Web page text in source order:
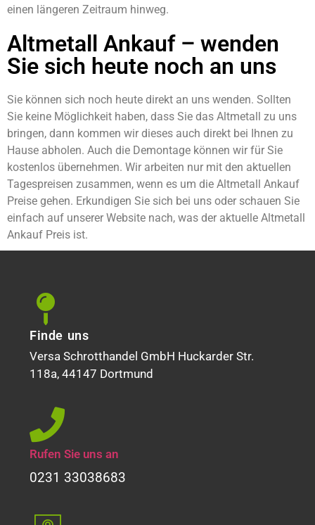
einen längeren Zeitraum hinweg.
Altmetall Ankauf – wenden
Sie sich heute noch an uns
Sie können sich noch heute direkt an uns wenden. Sollten
Sie keine Möglichkeit haben, dass Sie das Altmetall zu uns
bringen, dann kommen wir dieses auch direkt bei Ihnen zu
Hause abholen. Auch die Demontage können wir für Sie
kostenlos übernehmen. Wir arbeiten nur mit den aktuellen
Tagespreisen zusammen, wenn es um die Altmetall Ankauf
Preise gehen. Erkundigen Sie sich bei uns oder schauen Sie
einfach auf unserer Website nach, was der aktuelle Altmetall
Ankauf Preis ist.
Finde uns
Versa Schrotthandel GmbH Huckarder Str.
118a, 44147 Dortmund
Rufen Sie uns an
0231 33038683